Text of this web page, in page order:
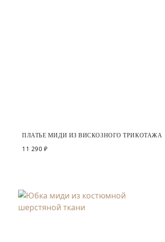
ПЛАТЬЕ МИДИ ИЗ ВИСКОЗНОГО ТРИКОТАЖА
11 290 ₽